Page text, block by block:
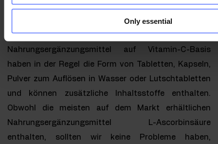
Only essential
Nahrungsergänzungsmittel mit
Nahrungsergänzungsmittel auf Vitamin-C-Basis
haben in der Regel die Form von Tabletten, Kapseln,
Pulver zum Auflösen in Wasser oder Lutschtabletten
und können zusätzliche Inhaltsstoffe enthalten.
Obwohl die meisten auf dem Markt erhältlichen
Nahrungsergänzungsmittel L-Ascorbinsäure
enthalten, sollten wir keine Probleme haben,